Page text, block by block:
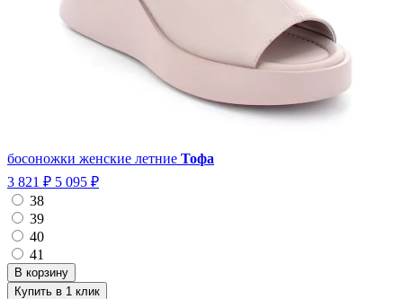
босоножки женские летние Тофа
3 821 ₽ 5 095 ₽
38
39
40
41
Купить в 1 клик